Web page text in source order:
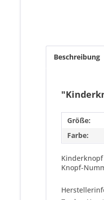
Beschreibung
Größe:
Farbe:
Knopf-